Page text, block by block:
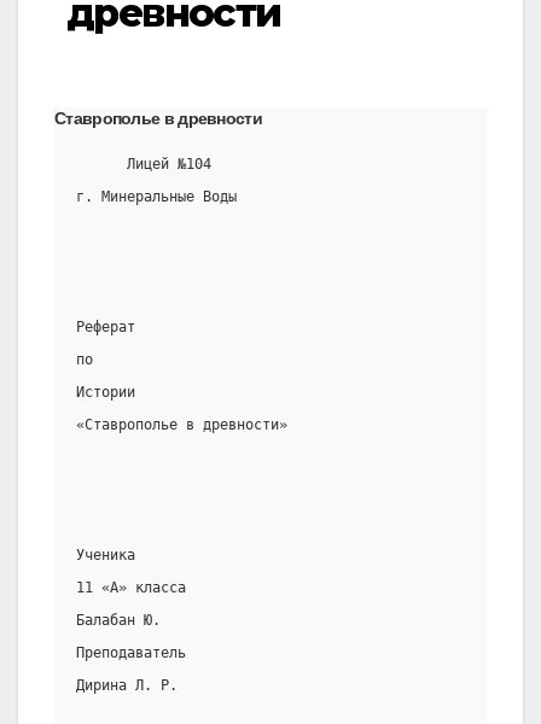
древности
Ставрополье в древности
      Лицей №104
г. Минеральные Воды
Реферат
по
Истории
«Ставрополье в древности»
Ученика
11 «А» класса
Балабан Ю.
Преподаватель
Дирина Л. Р.